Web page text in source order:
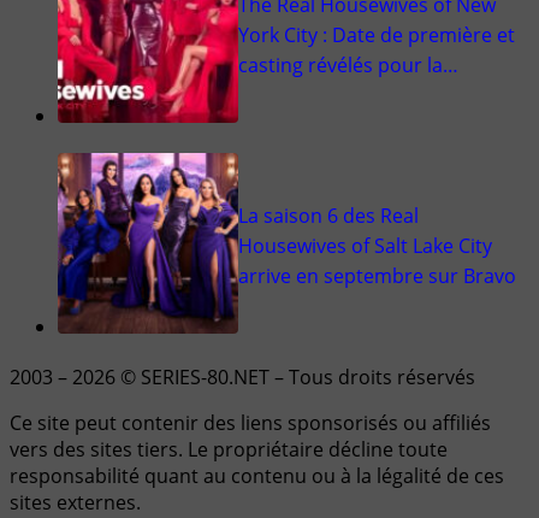
The Real Housewives of New
York City : Date de première et
casting révélés pour la…
La saison 6 des Real
Housewives of Salt Lake City
arrive en septembre sur Bravo
2003 – 2026 © SERIES-80.NET – Tous droits réservés
Ce site peut contenir des liens sponsorisés ou affiliés
vers des sites tiers. Le propriétaire décline toute
responsabilité quant au contenu ou à la légalité de ces
sites externes.